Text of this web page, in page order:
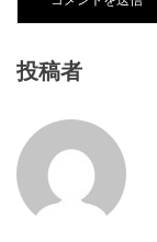
投稿者